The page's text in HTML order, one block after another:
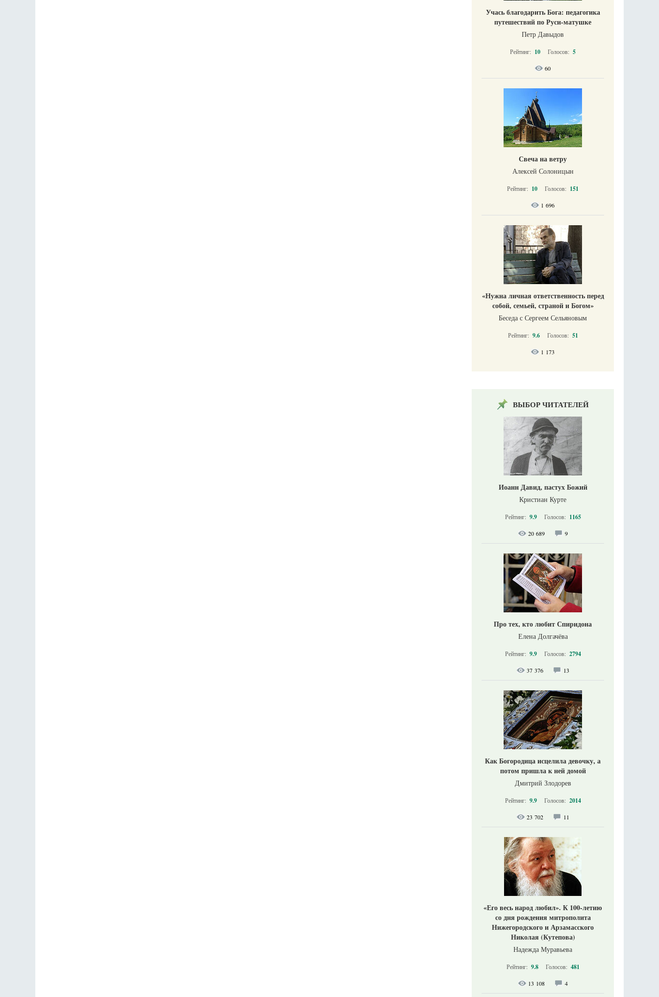
Учась благодарить Бога: педагогика
путешествий по Руси-матушке
Петр Давыдов
Рейтинг: 10 Голосов: 5
60
Свеча на ветру
Алексей Солоницын
Рейтинг: 10 Голосов: 151
1 696
«Нужна личная ответственность перед
собой, семьей, страной и Богом»
Беседа с Сергеем Сельяновым
Рейтинг: 9.6 Голосов: 51
1 173
ВЫБОР ЧИТАТЕЛЕЙ
Иоанн Давид, пастух Божий
Кристиан Курте
Рейтинг: 9.9 Голосов: 1165
20 689 9
Про тех, кто любит Спиридона
Елена Долгачёва
Рейтинг: 9.9 Голосов: 2794
37 376 13
Как Богородица исцелила девочку, а
потом пришла к ней домой
Дмитрий Злодорев
Рейтинг: 9.9 Голосов: 2014
23 702 11
«Его весь народ любил». К 100-летию
со дня рождения митрополита
Нижегородского и Арзамасского
Николая (Кутепова)
Надежда Муравьева
Рейтинг: 9.8 Голосов: 481
13 108 4